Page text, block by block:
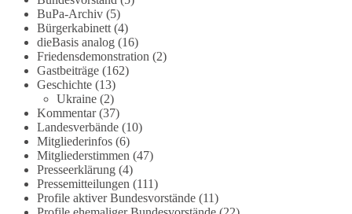
eine Auswertung der NZZ, wonach die
Energiewende den Strom nicht billiger, sondern
teurer gemacht hat.
Quelle:https://www.nzz.ch/der-andere-
blick/fehlschlag-energiewende-warum-
deutschland-trotz-rekordausbau-von-wind-und-
sonnenkraft-weniger-strom-erzeugt-ld.10006607
🟩🟩🟦🟦🟥🟥🟧🟧
„Wir brauchen dringend wettbewerbsfähige
BuPa-Archiv(5)
Bürgerkabinett(4)
dieBasis analog(16)
Friedensdemonstration (2)
Gastbeiträge(162)
Geschichte(13)
Ukraine(2)
Kommentar(37)
Landesverbände(10)
Mitgliederinfos(6)
Mitgliederstimmen (47)
Presseerklärung(4)
Pressemitteilungen (111)
Profile aktiver Bundesvorstände(11)